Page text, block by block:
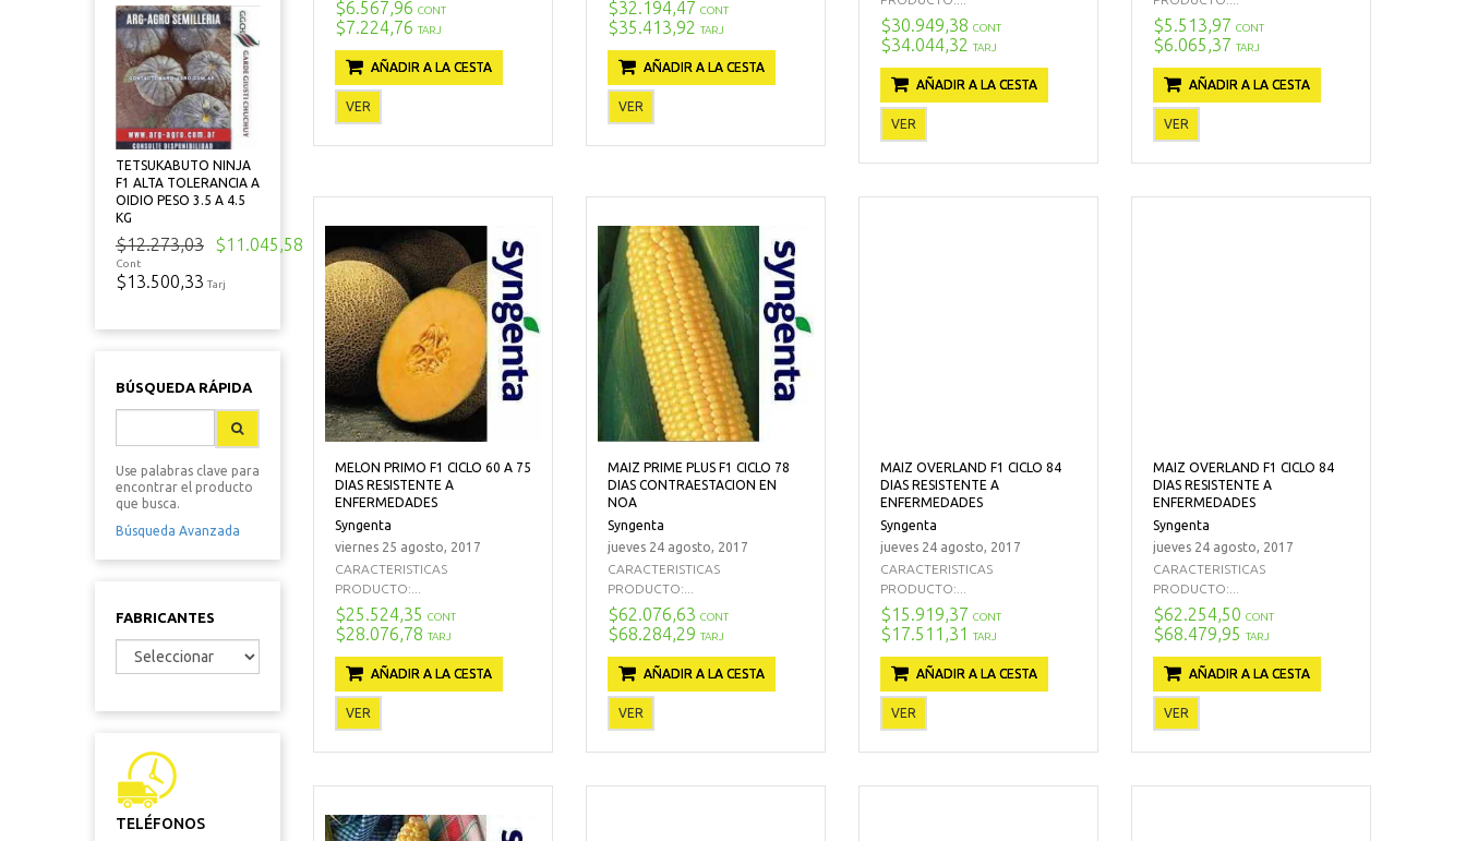
TETSUKABUTO NINJA
F1 ALTA TOLERANCIA A
OIDIO PESO 3.5 A 4.5
KG
$12.273,03 $11.045,58
Cont
$13.500,33 Tarj
BÚSQUEDA RÁPIDA
Use palabras clave para
encontrar el producto
que busca.
Búsqueda Avanzada
FABRICANTES
TELÉFONOS
$6.567,96 CONT
$7.224,76 TARJ
AÑADIR A LA CESTA
VER
$32.194,47 CONT
$35.413,92 TARJ
AÑADIR A LA CESTA
VER
$30.949,38 CONT
$34.044,32 TARJ
AÑADIR A LA CESTA
VER
$5.513,97 CONT
$6.065,37 TARJ
AÑADIR A LA CESTA
VER
MELON PRIMO F1 CICLO 60 A 75
DIAS RESISTENTE A
ENFERMEDADES
Syngenta
viernes 25 agosto, 2017
CARACTERISTICAS
PRODUCTO:...
$25.524,35 CONT
$28.076,78 TARJ
AÑADIR A LA CESTA
VER
MAIZ PRIME PLUS F1 CICLO 78
DIAS CONTRAESTACION EN
NOA
Syngenta
jueves 24 agosto, 2017
CARACTERISTICAS
PRODUCTO:...
$62.076,63 CONT
$68.284,29 TARJ
AÑADIR A LA CESTA
VER
MAIZ OVERLAND F1 CICLO 84
DIAS RESISTENTE A
ENFERMEDADES
Syngenta
jueves 24 agosto, 2017
CARACTERISTICAS
PRODUCTO:...
$15.919,37 CONT
$17.511,31 TARJ
AÑADIR A LA CESTA
VER
MAIZ OVERLAND F1 CICLO 84
DIAS RESISTENTE A
ENFERMEDADES
Syngenta
jueves 24 agosto, 2017
CARACTERISTICAS
PRODUCTO:...
$62.254,50 CONT
$68.479,95 TARJ
AÑADIR A LA CESTA
VER